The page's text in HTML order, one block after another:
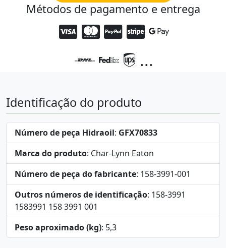
Métodos de pagamento e entrega
...
Identificação do produto
Número de peça Hidraoil: GFX70833
Marca do produto: Char-Lynn Eaton
Número de peça do fabricante: 158-3991-001
Outros números de identificação: 158-3991
1583991 158 3991 001
Peso aproximado (kg): 5,3